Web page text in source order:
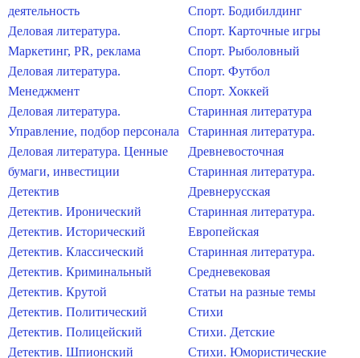
деятельность
Деловая литература.
Маркетинг, PR, реклама
Деловая литература.
Менеджмент
Деловая литература.
Управление, подбор персонала
Деловая литература. Ценные
бумаги, инвестиции
Детектив
Детектив. Иронический
Детектив. Исторический
Детектив. Классический
Детектив. Криминальный
Детектив. Крутой
Детектив. Политический
Детектив. Полицейский
Детектив. Шпионский
Спорт. Бодибилдинг
Спорт. Карточные игры
Спорт. Рыболовный
Спорт. Футбол
Спорт. Хоккей
Старинная литература
Старинная литература.
Древневосточная
Старинная литература.
Древнерусская
Старинная литература.
Европейская
Старинная литература.
Средневековая
Статьи на разные темы
Стихи
Стихи. Детские
Стихи. Юмористические